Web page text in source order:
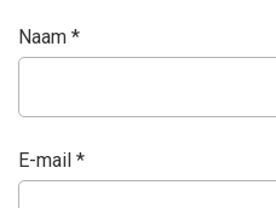
Naam *
E-mail *